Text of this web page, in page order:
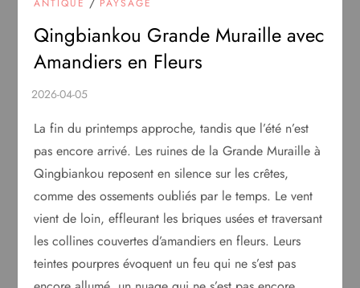
Qingbiankou Grande Muraille avec
Amandiers en Fleurs
La fin du printemps approche, tandis que l’été n’est
pas encore arrivé. Les ruines de la Grande Muraille à
Qingbiankou reposent en silence sur les crêtes,
comme des ossements oubliés par le temps. Le vent
vient de loin, effleurant les briques usées et traversant
les collines couvertes d’amandiers en fleurs. Leurs
teintes pourpres évoquent un feu qui ne s’est pas